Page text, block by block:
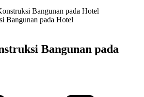
Bangunan pada Hotel
Bangunan pada